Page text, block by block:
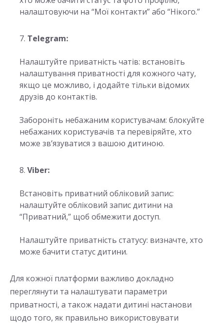
налаштовуючи на “Мої контакти” або “Нікого.”
Telegram:
Налаштуйте приватність чатів: встановіть
налаштування приватності для кожного чату,
якщо це можливо, і додайте тільки відомих
друзів до контактів.
Забороніть небажаним користувачам: блокуйте
небажаних користувачів та перевіряйте, хто
може зв’язуватися з вашою дитиною.
Viber:
Встановіть приватний обліковий запис:
налаштуйте обліковий запис дитини на
“Приватний,” щоб обмежити доступ.
Налаштуйте приватність статусу: визначте, хто
може бачити статус дитини.
Для кожної платформи важливо докладно
переглянути та налаштувати параметри
приватності, а також надати дитині настанови
щодо того, як правильно використовувати